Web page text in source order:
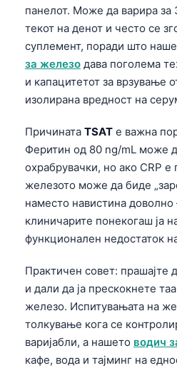
панелот. Може да варира за
текот на денот и често се
суплемент, поради што
за железо дава поголема
и капацитетот за врзување
изолирана вредност на
Причината TSAT е важна
Феритин од 80 ng/mL може
охрабрувачки, но ако CRP е
железото може да биде
наместо навистина
клиничарите понекогаш ја
функционален недостаток
Практичен совет: прашајте
и дали да ја прескокнете
железо. Испитувањата на
толкување кога се
варијабли, а нашето водич
кафе, вода и тајминг на